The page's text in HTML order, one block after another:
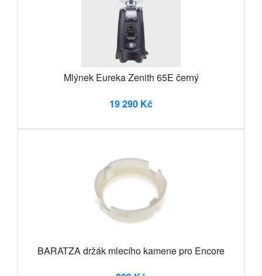
Mlýnek Eureka Zenith 65E černý
19 290 Kč
BARATZA držák mlecího kamene pro Encore